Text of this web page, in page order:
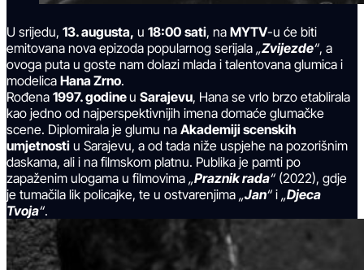
U srijedu, 13. augusta, u 18:00 sati, na MYTV-u će biti
emitovana nova epizoda popularnog serijala „Zvijezde“, a
ovoga puta u goste nam dolazi mlada i talentovana glumica i
modelica Hana Zrno.
Rođena 1997. godineu Sarajevu, Hana se vrlo brzo etablirala
kao jedno od najperspektivnijih imena domaće glumačke
scene. Diplomirala je glumu na Akademiji scenskih
umjetnosti u Sarajevu, a od tada niže uspjehe na pozorišnim
daskama, ali i na filmskom platnu. Publika je pamti po
zapaženim ulogama u filmovima „Praznik rada“ (2022), gdje
je tumačila lik policajke, te u ostvarenjima „Jan“ i „Djeca
Tvoja“.